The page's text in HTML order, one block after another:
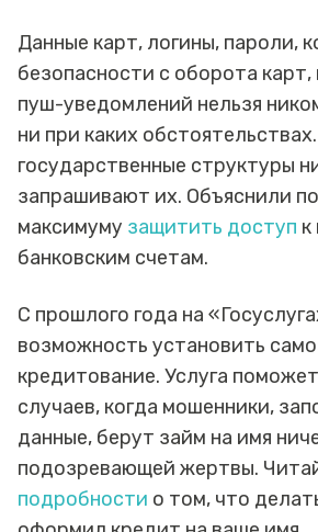
Данные карт, логины, пароли,
безопасности с оборота
пуш-уведомлений нельзя
ни при каких
государственные структуры
запрашивают их. Объяснили
максимуму защитить доступ
банковским счетам.
С прошлого года на
возможность установить
кредитование. Услуга
случаев, когда мошенники,
данные, берут займ на имя
подозревающей жертвы.
подробности о том, что